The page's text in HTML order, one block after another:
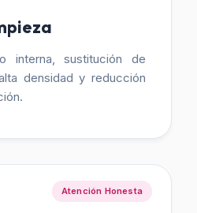
interna, sustitución de
densidad y reducción
Atención Honesta